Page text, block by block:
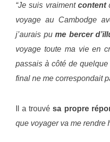
“Je suis vraiment content
voyage au Cambodge
j’aurais pu me bercer
voyage toute ma vie en
passais à côté de
final ne me correspondait
Il a trouvésa propre
que voyager va me rendre